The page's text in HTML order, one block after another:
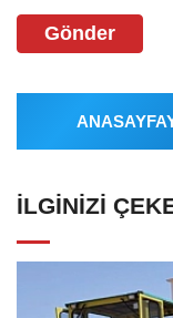
Gönder
İLGINIZI